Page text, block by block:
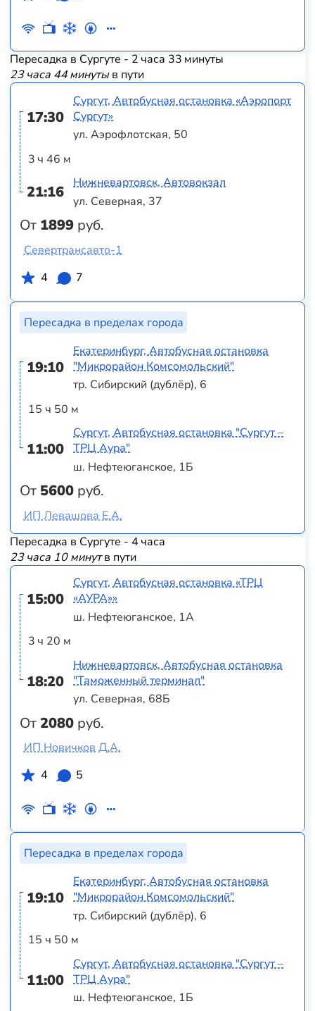
Пересадка в Сургуте - 2 часа 33 минуты
23 часа 44 минутыв пути
17:30
3 ч 46 м
21:16
От 1899 руб.
Сургут, Автобусная остановка «Аэропорт
Сургут»
ул. Аэрофлотская, 50
Нижневартовск, Автовокзал
ул. Северная, 37
Севертрансавто-1
4
7
Пересадка в пределах города
19:10
15 ч 50 м
11:00
От 5600 руб.
Екатеринбург, Автобусная остановка
"Микрорайон Комсомольский"
тр. Сибирский (дублёр), 6
Сургут, Автобусная остановка "Сургут –
ТРЦ Аура"
ш. Нефтеюганское, 1Б
ИП Левашова Е.А.
Пересадка в Сургуте - 4 часа
23 часа 10 минутв пути
15:00
3 ч 20 м
18:20
От2080 руб.
Сургут, Автобусная остановка «ТРЦ
«АУРА»»
ш. Нефтеюганское, 1А
Нижневартовск, Автобусная остановка
"Таможенный терминал"
ул. Северная, 68Б
ИП Новичков Д.А.
4
5
Пересадка в пределах города
19:10
15 ч 50 м
11:00
Екатеринбург, Автобусная остановка
"Микрорайон Комсомольский"
тр. Сибирский (дублёр), 6
Сургут, Автобусная остановка "Сургут –
ТРЦ Аура"
ш. Нефтеюганское, 1Б